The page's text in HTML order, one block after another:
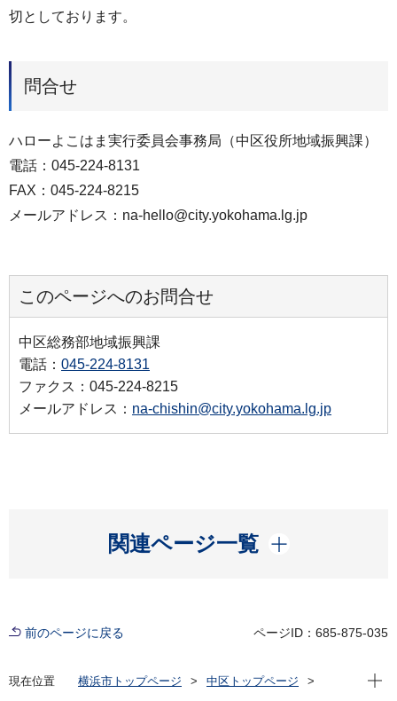
切としております。
問合せ
ハローよこはま実行委員会事務局（中区役所地域振興課）
電話：045-224-8131
FAX：045-224-8215
メールアドレス：na-hello@city.yokohama.lg.jp
このページへのお問合せ
中区総務部地域振興課
電話： 045-224-8131
ファクス：045-224-8215
メールアドレス： na-chishin@city.yokohama.lg.jp
関連ページ一覧
開く
前のページに戻る ページID：685-875-035
現在位置 横浜市トップページ
中区トップページ
現在